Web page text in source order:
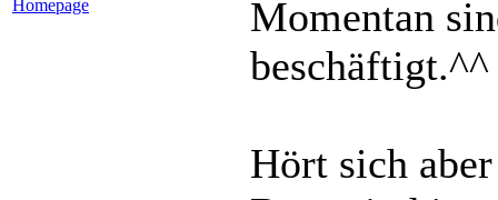
Homepage
Momentan
beschäftigt.^^
Hört sich